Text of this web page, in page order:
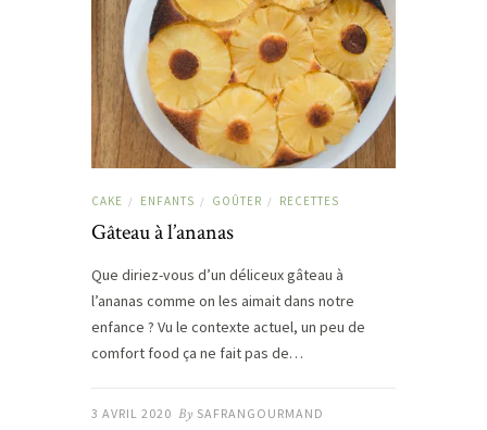
CAKE / ENFANTS / GOÛTER / RECETTES
Gâteau à l’ananas
Que diriez-vous d’un déliceux gâteau à
l’ananas comme on les aimait dans notre
enfance ? Vu le contexte actuel, un peu de
comfort food ça ne fait pas de…
3 AVRIL 2020 By SAFRANGOURMAND